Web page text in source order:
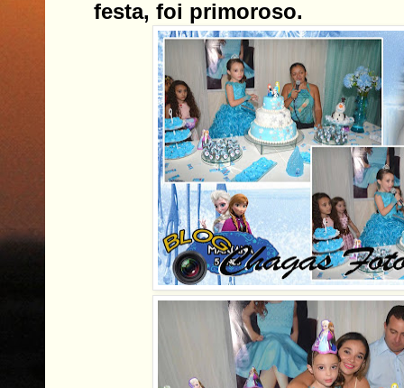
festa, foi primoroso.